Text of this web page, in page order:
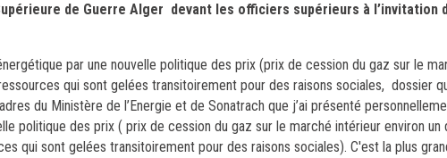
de Guerre Alger devant les officiers supérieurs à l’invitation
par une nouvelle politique des prix (prix de cession du gaz sur le
qui sont gelées transitoirement pour des raisons sociales, dossier
du Ministère de l’Energie et de Sonatrach que j’ai présenté
politique des prix ( prix de cession du gaz sur le marché intérieur environ
qui sont gelées transitoirement pour des raisons sociales). C'est la plus